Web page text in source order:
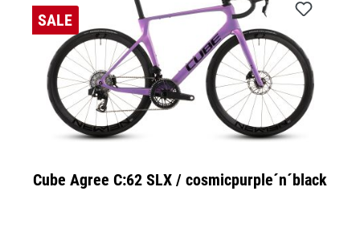
SALE
Cube Agree C:62 SLX / cosmicpurple´n´black